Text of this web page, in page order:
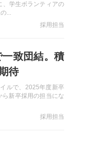
、学生ボランティアの
...
採用担当
一致団結。積
待
ルで、2025年度新卒
新卒採用の担当にな
採用担当
記事を読む